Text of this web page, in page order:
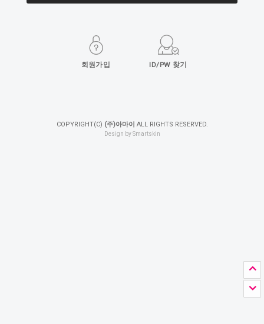
회원가입 ID/PW 찾기
COPYRIGHT(C) (주)아마이 ALL RIGHTS RESERVED.